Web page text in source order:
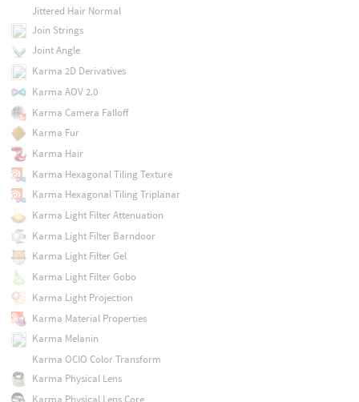
Jittered Hair Normal
Join Strings
Joint Angle
Karma 2D Derivatives
Karma AOV 2.0
Karma Camera Falloff
Karma Fur
Karma Hair
Karma Hexagonal Tiling Texture
Karma Hexagonal Tiling Triplanar
Karma Light Filter Attenuation
Karma Light Filter Barndoor
Karma Light Filter Gel
Karma Light Filter Gobo
Karma Light Projection
Karma Material Properties
Karma Melanin
Karma OCIO Color Transform
Karma Physical Lens
Karma Physical Lens Core